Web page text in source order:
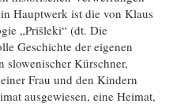
Hauptwerk ist die von Klaus
„Prišleki“ (dt. Die
Geschichte der eigenen
slowenischer Kürschner,
Frau und den Kindern
ausgewiesen, eine Heimat,